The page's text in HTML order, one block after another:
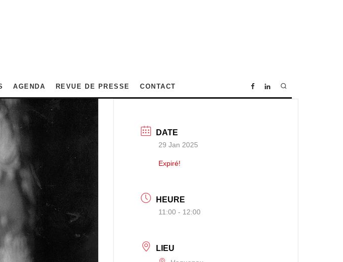
AGENDA REVUE DE PRESSE CONTACT
DATE
29 Jan 2025
Expiré!
HEURE
11:00 - 12:00
LIEU